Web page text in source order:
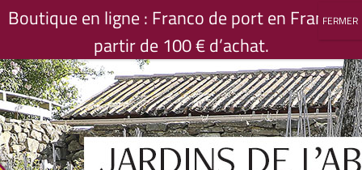
Passer
contenu
Boutique en ligne : Franco de port en France à
partir de 100 € d’achat.